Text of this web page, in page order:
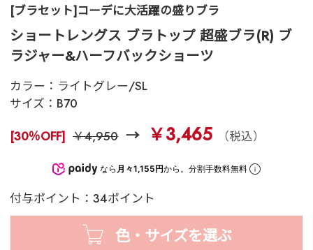
[ブラセット]コーデに大活躍の盛りブラ
ショートレングス ブラトップ 超盛ブラ(R) ブ
ラジャー&ハーフバックショーツ
カラー： ライトグレー/SL
サイズ： B70
[30％OFF] ￥4,950 ￥3,465 （税込）
なら 月々1,155円から。分割手数料無料
付与ポイント：34ポイント
色・サイズを選ぶ